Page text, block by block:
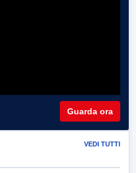
Guarda ora
VEDI TUTTI